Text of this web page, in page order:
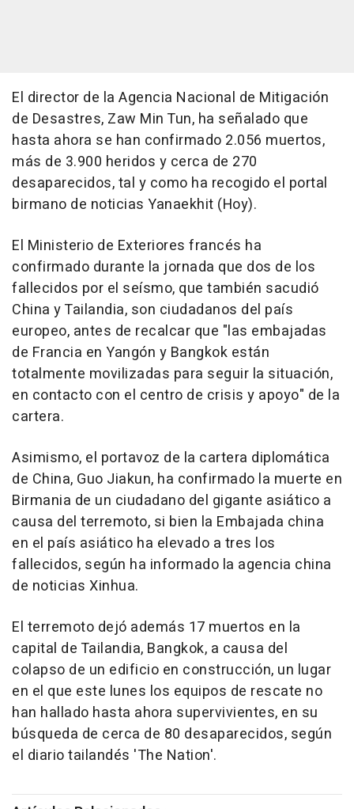
El director de la Agencia Nacional de Mitigación
de Desastres, Zaw Min Tun, ha señalado que
hasta ahora se han confirmado 2.056 muertos,
más de 3.900 heridos y cerca de 270
desaparecidos, tal y como ha recogido el portal
birmano de noticias Yanaekhit (Hoy).
El Ministerio de Exteriores francés ha
confirmado durante la jornada que dos de los
fallecidos por el seísmo, que también sacudió
China y Tailandia, son ciudadanos del país
europeo, antes de recalcar que "las embajadas
de Francia en Yangón y Bangkok están
totalmente movilizadas para seguir la situación,
en contacto con el centro de crisis y apoyo" de la
cartera.
Asimismo, el portavoz de la cartera diplomática
de China, Guo Jiakun, ha confirmado la muerte en
Birmania de un ciudadano del gigante asiático a
causa del terremoto, si bien la Embajada china
en el país asiático ha elevado a tres los
fallecidos, según ha informado la agencia china
de noticias Xinhua.
El terremoto dejó además 17 muertos en la
capital de Tailandia, Bangkok, a causa del
colapso de un edificio en construcción, un lugar
en el que este lunes los equipos de rescate no
han hallado hasta ahora supervivientes, en su
búsqueda de cerca de 80 desaparecidos, según
el diario tailandés 'The Nation'.